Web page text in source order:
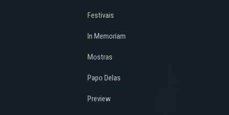
Festivais
In Memoriam
Mostras
Papo Delas
Preview